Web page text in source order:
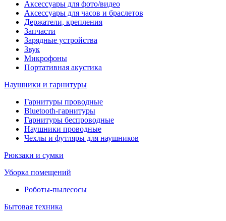
Аксессуары для фото/видео
Аксессуары для часов и браслетов
Держатели, крепления
Запчасти
Зарядные устройства
Звук
Микрофоны
Портативная акустика
Наушники и гарнитуры
Гарнитуры проводные
Bluetooth-гарнитуры
Гарнитуры беспроводные
Наушники проводные
Чехлы и футляры для наушников
Рюкзаки и сумки
Уборка помещений
Роботы-пылесосы
Бытовая техника